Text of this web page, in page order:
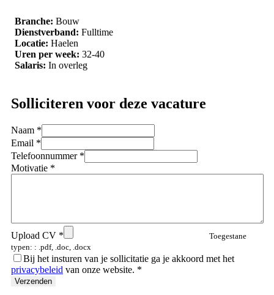
Branche: Bouw
Dienstverband: Fulltime
Locatie: Haelen
Uren per week: 32-40
Salaris: In overleg
Solliciteren voor deze vacature
Naam *
Email *
Telefoonnummer *
Motivatie *
Upload CV *
Toegestane
typen: : .pdf, .doc, .docx
Bij het insturen van je sollicitatie ga je akkoord met het
privacybeleid van onze website. *